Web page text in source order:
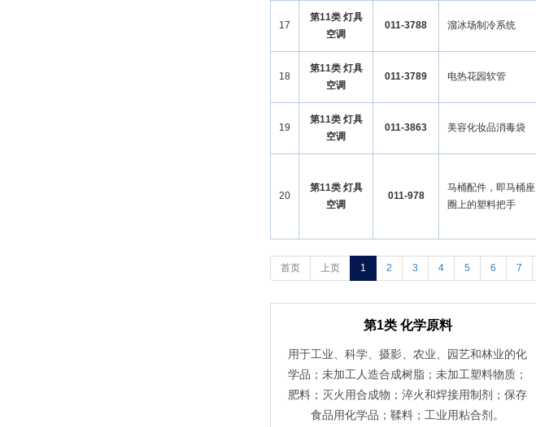
17
第11类 灯具
空调
011-3788 溜冰场制冷系统
18
第11类 灯具
空调
011-3789 电热花园软管
19
第11类 灯具
空调
011-3863 美容化妆品消毒袋
20
第11类 灯具
空调
011-978
马桶配件，即马桶座
圈上的塑料把手
首页 上页 1 2 3 4 5 6 7
第1类 化学原料
用于工业、科学、摄影、农业、园艺和林业的化
学品；未加工人造合成树脂；未加工塑料物质；
肥料；灭火用合成物；淬火和焊接用制剂；保存
食品用化学品；鞣料；工业用粘合剂。